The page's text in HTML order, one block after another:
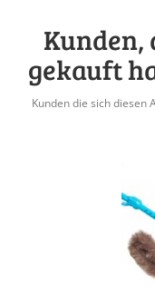
gekauft
Kunden die sich diesen